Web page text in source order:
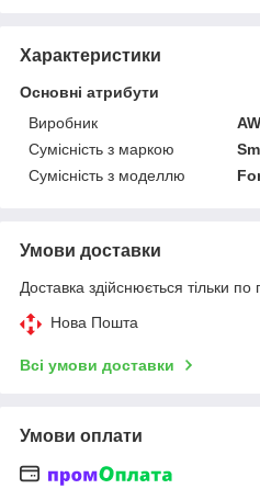
Характеристики
Основні атрибути
Виробник
Сумісність з маркою
Сумісність з моделлю
Умови доставки
Доставка здійснюється тільки по
Нова Пошта
Всі умови доставки
Умови оплати